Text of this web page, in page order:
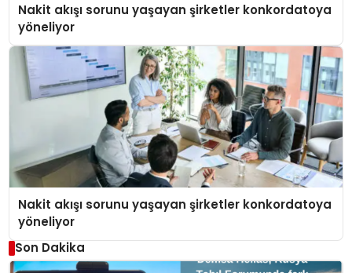
Nakit akışı sorunu yaşayan şirketler konkordatoya
yöneliyor
Nakit akışı sorunu yaşayan şirketler konkordatoya
yöneliyor
Son Dakika